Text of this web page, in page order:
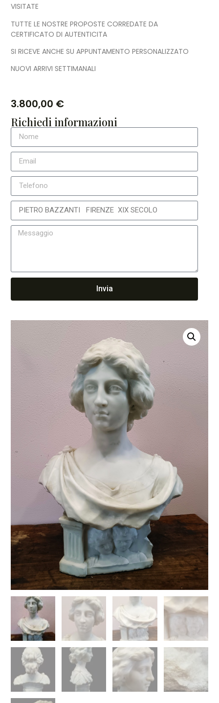
VISITATE
TUTTE LE NOSTRE PROPOSTE CORREDATE DA
CERTIFICATO DI AUTENTICITA
SI RICEVE ANCHE SU APPUNTAMENTO PERSONALIZZATO
NUOVI ARRIVI SETTIMANALI
3.800,00 €
Richiedi informazioni
Invia